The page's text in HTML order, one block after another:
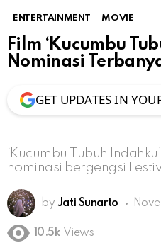
ENTERTAINMENT MOVIE
Film ‘Kucumbu
Nominasi
GET UPDATES IN
‘Kucumbu Tubuh
nominasi bergengsi
by Jati Sunarto
10.5k Views